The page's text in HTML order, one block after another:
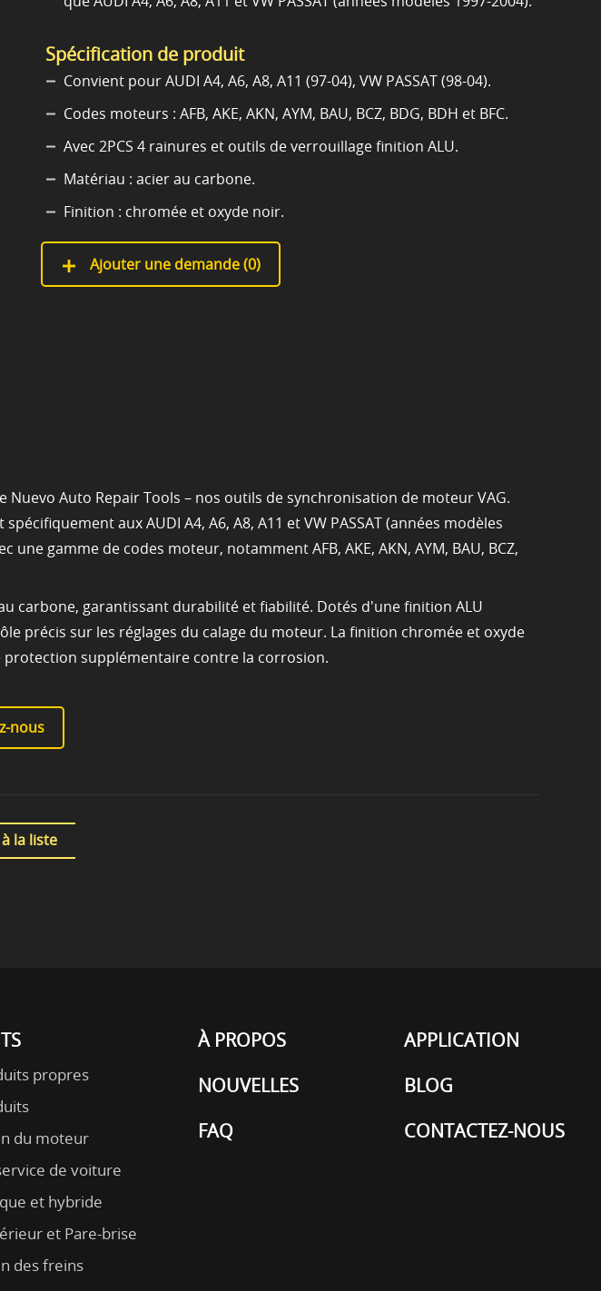
Spécification de produit
Convient pour AUDI A4, A6, A8, A11 (97-04), VW PASSAT (98-04).
Codes moteurs : AFB, AKE, AKN, AYM, BAU, BCZ, BDG, BDH et BFC.
Avec 2PCS 4 rainures et outils de verrouillage finition ALU.
Matériau : acier au carbone.
Finition : chromée et oxyde noir.
Ajouter une demande (0)
Auto Repair Tools – nos outils de synchronisation de moteur VAG.
aux AUDI A4, A6, A8, A11 et VW PASSAT (années modèles
gamme de codes moteur, notamment AFB, AKE, AKN, AYM, BAU, BCZ,
carbone, garantissant durabilité et fiabilité. Dotés d'une finition ALU
précis sur les réglages du calage du moteur. La finition chromée et oxyde
supplémentaire contre la corrosion.
nous
la liste
propres
du moteur
de voiture
et hybride
et Pare-brise
des freins
À PROPOS
APPLICATION
NOUVELLES
BLOG
FAQ
CONTACTEZ-NOUS